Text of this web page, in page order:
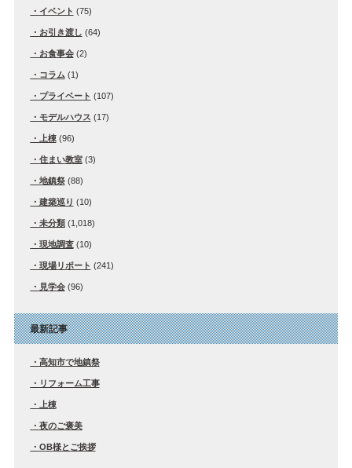
イベント (75)
お引き渡し (64)
お食事会(2)
コラム (1)
プライベート (107)
モデルハウス (17)
上棟(96)
住まい教室(3)
地鎮祭(88)
建築巡り (10)
未分類(1,018)
現地調査(10)
現場リポート (241)
見学会(96)
最新記事
高知市で地鎮祭
リフォーム工事
上棟
夜のご褒美
OB様とご挨拶